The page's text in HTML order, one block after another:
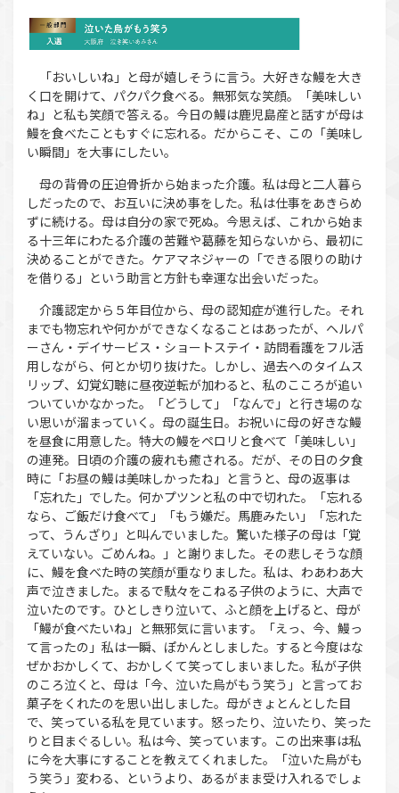
「おいしいね」と母が嬉しそうに言う。大好きな鰻を大き
く口を開けて、パクパク食べる。無邪気な笑顔。「美味しい
ね」と私も笑顔で答える。今日の鰻は鹿児島産と話すが母は
鰻を食べたこともすぐに忘れる。だからこそ、この「美味し
い瞬間」を大事にしたい。
母の背骨の圧迫骨折から始まった介護。私は母と二人暮ら
しだったので、お互いに決め事をした。私は仕事をあきらめ
ずに続ける。母は自分の家で死ぬ。今思えば、これから始ま
る十三年にわたる介護の苦難や葛藤を知らないから、最初に
決めることができた。ケアマネジャーの「できる限りの助け
を借りる」という助言と方針も幸運な出会いだった。
介護認定から５年目位から、母の認知症が進行した。それ
までも物忘れや何かができなくなることはあったが、ヘルパ
ーさん・デイサービス・ショートステイ・訪問看護をフル活
用しながら、何とか切り抜けた。しかし、過去へのタイムス
リップ、幻覚幻聴に昼夜逆転が加わると、私のこころが追い
ついていかなかった。「どうして」「なんで」と行き場のな
い思いが溜まっていく。母の誕生日。お祝いに母の好きな鰻
を昼食に用意した。特大の鰻をペロリと食べて「美味しい」
の連発。日頃の介護の疲れも癒される。だが、その日の夕食
時に「お昼の鰻は美味しかったね」と言うと、母の返事は
「忘れた」でした。何かプツンと私の中で切れた。「忘れる
なら、ご飯だけ食べて」「もう嫌だ。馬鹿みたい」「忘れた
って、うんざり」と叫んでいました。驚いた様子の母は「覚
えていない。ごめんね。」と謝りました。その悲しそうな顔
に、鰻を食べた時の笑顔が重なりました。私は、わあわあ大
声で泣きました。まるで駄々をこねる子供のように、大声で
泣いたのです。ひとしきり泣いて、ふと顔を上げると、母が
「鰻が食べたいね」と無邪気に言います。「えっ、今、鰻っ
て言ったの」私は一瞬、ぽかんとしました。すると今度はな
ぜかおかしくて、おかしくて笑ってしまいました。私が子供
のころ泣くと、母は「今、泣いた烏がもう笑う」と言ってお
菓子をくれたのを思い出しました。母がきょとんとした目
で、笑っている私を見ています。怒ったり、泣いたり、笑った
りと目まぐるしい。私は今、笑っています。この出来事は私
に今を大事にすることを教えてくれました。「泣いた烏がも
う笑う」変わる、というより、あるがまま受け入れるでしょ